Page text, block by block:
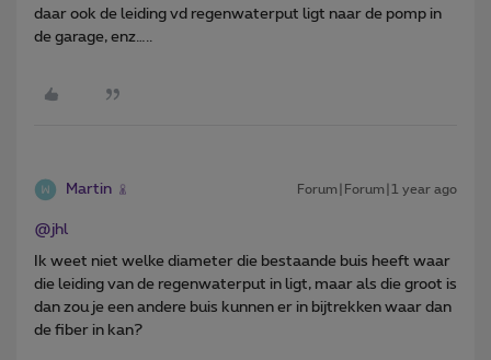
daar ook de leiding vd regenwaterput ligt naar de pomp in
de garage, enz…..
Martin Forum|Forum|1 year ago
@jhl
Ik weet niet welke diameter die bestaande buis heeft waar
die leiding van de regenwaterput in ligt, maar als die groot is
dan zou je een andere buis kunnen er in bijtrekken waar dan
de fiber in kan?